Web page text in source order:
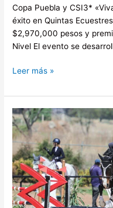
Copa Puebla y CSI3*
éxito en Quintas
$2,970,000 pesos y
Nivel El evento se
Leer más »
Ejercicio
Complementario
de
Trabajo
de
Rincones